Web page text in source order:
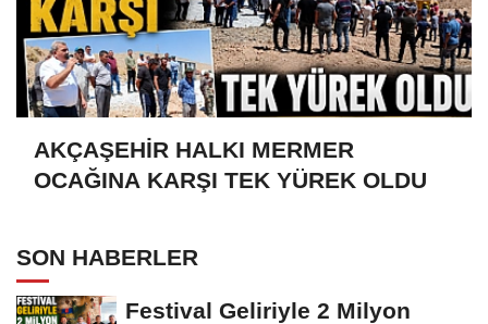
AKÇAŞEHİR HALKI MERMER
OCAĞINA KARŞI TEK YÜREK OLDU
SON HABERLER
Festival Geliriyle 2 Milyon